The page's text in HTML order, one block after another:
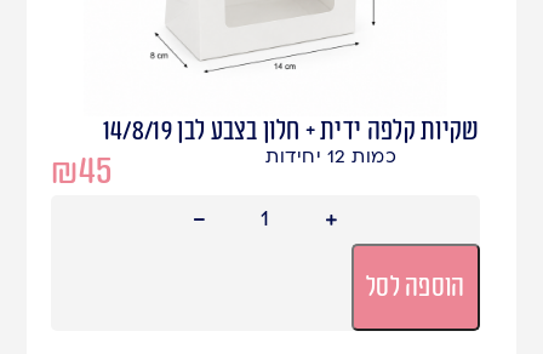
שקיות קלפה ידית + חלון בצבע לבן 14/8/19
₪45 כמות 12 יחידות
הוספה לסל